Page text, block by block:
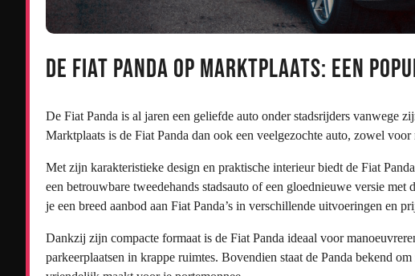
De Fiat Panda op Marktplaats: Een
De Fiat Panda is al jaren een geliefde auto onder stadsrijders vanwege
Marktplaats is de Fiat Panda dan ook een veelgezochte auto, zowel
Met zijn karakteristieke design en praktische interieur biedt de Fiat
een betrouwbare tweedehands stadsauto of een gloednieuwe versie
je een breed aanbod aan Fiat Panda’s in verschillende uitvoeringen en
Dankzij zijn compacte formaat is de Fiat Panda ideaal voor
parkeerplaatsen in krappe ruimtes. Bovendien staat de Panda bekend